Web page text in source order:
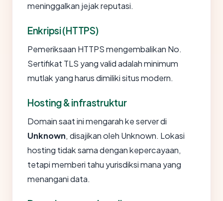
meninggalkan jejak reputasi.
Enkripsi (HTTPS)
Pemeriksaan HTTPS mengembalikan No.
Sertifikat TLS yang valid adalah minimum
mutlak yang harus dimiliki situs modern.
Hosting & infrastruktur
Domain saat ini mengarah ke server di
Unknown, disajikan oleh Unknown. Lokasi
hosting tidak sama dengan kepercayaan,
tetapi memberi tahu yurisdiksi mana yang
menangani data.